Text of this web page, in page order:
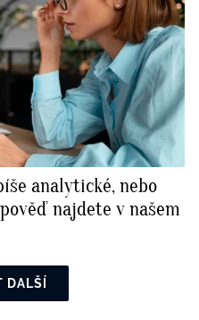
analytické, nebo
najdete v našem
DALŠÍ